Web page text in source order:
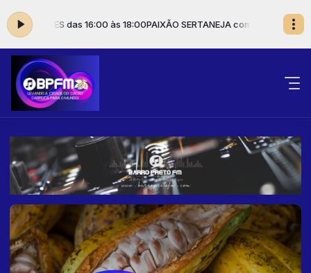
ALVES das 16:00 às 18:00PAIXÃO SERTANEJA com HUMBERTO